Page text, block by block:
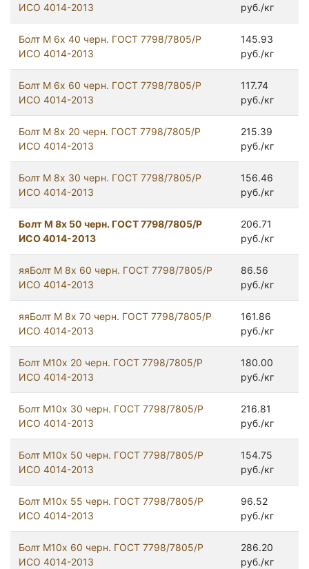
ИСО 4014-2013
руб./кг
Болт М 6х 40 черн. ГОСТ 7798/7805/Р
ИСО 4014-2013
145.93
руб./кг
Болт М 6х 60 черн. ГОСТ 7798/7805/Р
ИСО 4014-2013
117.74
руб./кг
Болт М 8х 20 черн. ГОСТ 7798/7805/Р
ИСО 4014-2013
215.39
руб./кг
Болт М 8х 30 черн. ГОСТ 7798/7805/Р
ИСО 4014-2013
156.46
руб./кг
Болт М 8х 50 черн. ГОСТ 7798/7805/Р
ИСО 4014-2013
206.71
руб./кг
яяБолт М 8х 60 черн. ГОСТ 7798/7805/Р
ИСО 4014-2013
86.56
руб./кг
яяБолт М 8х 70 черн. ГОСТ 7798/7805/Р
ИСО 4014-2013
161.86
руб./кг
Болт М10х 20 черн. ГОСТ 7798/7805/Р
ИСО 4014-2013
180.00
руб./кг
Болт М10х 30 черн. ГОСТ 7798/7805/Р
ИСО 4014-2013
216.81
руб./кг
Болт М10х 50 черн. ГОСТ 7798/7805/Р
ИСО 4014-2013
154.75
руб./кг
Болт М10х 55 черн. ГОСТ 7798/7805/Р
ИСО 4014-2013
96.52
руб./кг
Болт М10х 60 черн. ГОСТ 7798/7805/Р
ИСО 4014-2013
286.20
руб./кг